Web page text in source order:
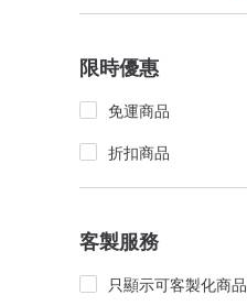
限時優惠
免運商品
折扣商品
客製服務
只顯示可客製化商品